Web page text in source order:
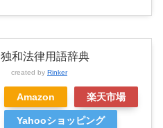
独和法律用語辞典
created by Rinker
Amazon 楽天市場
Yahooショッピング